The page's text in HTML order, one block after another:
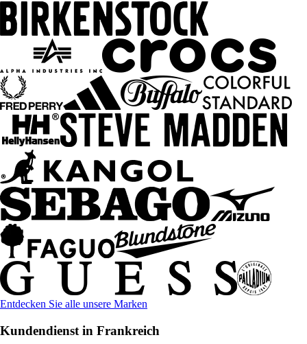
Entdecken Sie alle unsere Marken
Kundendienst in Frankreich